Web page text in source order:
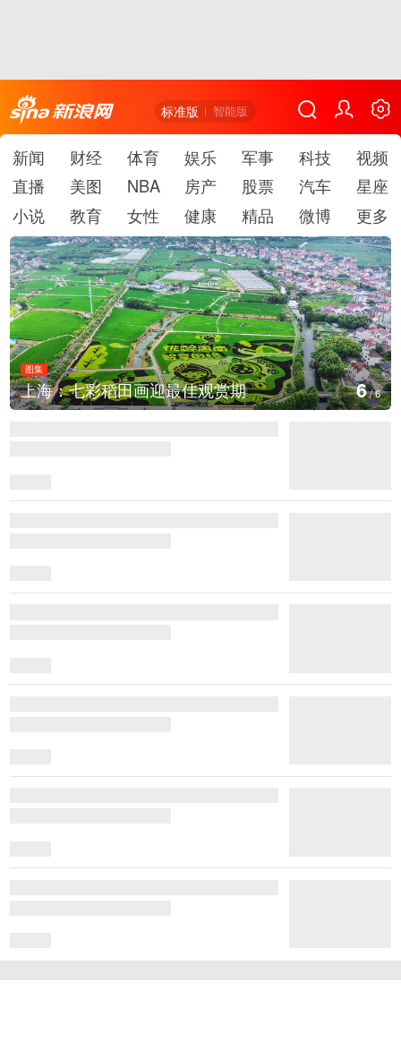
标准版 智能版
新闻 财经 体育 娱乐 军事 科技
视频
直播
美图 NBA 房产 股票 汽车
星座
小说
教育 女性 健康 精品 微博 更多
图集
上海：七彩稻田画迎最佳观赏期 6/6